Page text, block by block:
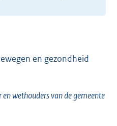
en gezondheid
wethouders van de gemeente